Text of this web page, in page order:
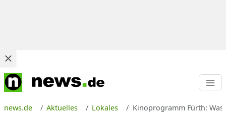
news.de Aktuelles Lokales Kinoprogramm Fürth: